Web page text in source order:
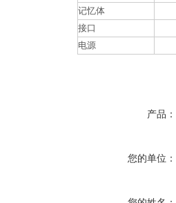
记忆体
接口
电源
产品：
您的单位：